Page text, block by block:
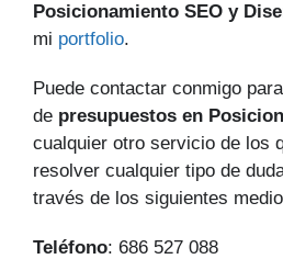
Posicionamiento SEO y
mi portfolio.
Puede contactar conmigo
de presupuestos en
cualquier otro servicio de los
resolver cualquier tipo de
través de los siguientes
Teléfono: 686 527